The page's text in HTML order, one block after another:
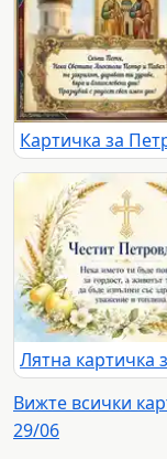
Вижте всички
29/06